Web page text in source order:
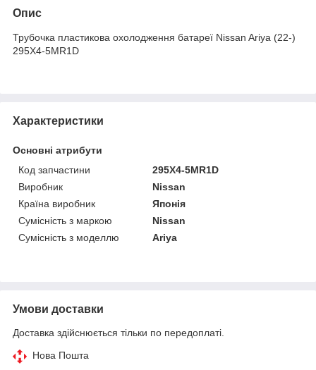
Опис
Трубочка пластикова охолодження батареї Nissan Ariya (22-)
295X4-5MR1D
Характеристики
Основні атрибути
Код запчастини
295X4-5MR1D
Виробник
Nissan
Країна виробник
Японія
Сумісність з маркою
Nissan
Сумісність з моделлю
Ariya
Умови доставки
Доставка здійснюється тільки по передоплаті.
Нова Пошта